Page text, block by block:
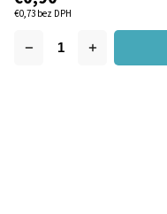
€0,73 bez DPH